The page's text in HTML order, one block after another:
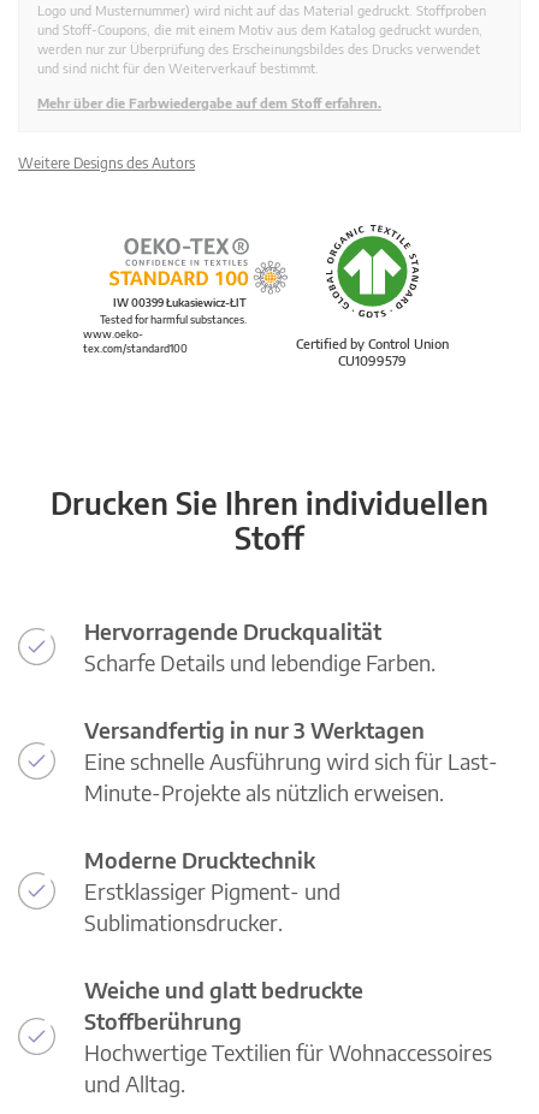
Logo und Musternummer) wird nicht auf das Material gedruckt. Stoffproben
und Stoff-Coupons, die mit einem Motiv aus dem Katalog gedruckt wurden,
werden nur zur Überprüfung des Erscheinungsbildes des Drucks verwendet
und sind nicht für den Weiterverkauf bestimmt.
Mehr über die Farbwiedergabe auf dem Stoff erfahren.
Weitere Designs des Autors
Certified by Control Union
CU1099579
IW 00399 Łukasiewicz-ŁIT
Tested for harmful substances.
www.oeko-
tex.com/standard100
Drucken Sie Ihren individuellen
Stoff
Hervorragende Druckqualität
Scharfe Details und lebendige Farben.
Versandfertig in nur 3 Werktagen
Eine schnelle Ausführung wird sich für Last-
Minute-Projekte als nützlich erweisen.
Moderne Drucktechnik
Erstklassiger Pigment- und
Sublimationsdrucker.
Weiche und glatt bedruckte
Stoffberührung
Hochwertige Textilien für Wohnaccessoires
und Alltag.